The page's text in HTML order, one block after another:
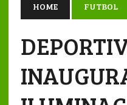
HOME FUTBOL